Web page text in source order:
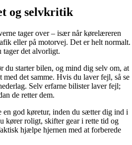
og selvkritik
tager over – især når kørelæreren
eller på motorvej. Det er helt normalt.
tager det alvorligt.
du starter bilen, og mind dig selv om, at
det samme. Hvis du laver fejl, så se
Selv erfarne bilister laver fejl;
de retter dem.
en god køretur, inden du sætter dig ind i
kører roligt, skifter gear i rette tid og
hjælpe hjernen med at forberede